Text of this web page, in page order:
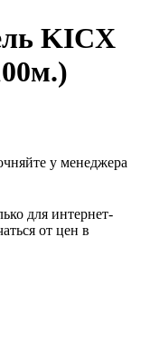
KICX
у менеджера
для интернет-
от цен в